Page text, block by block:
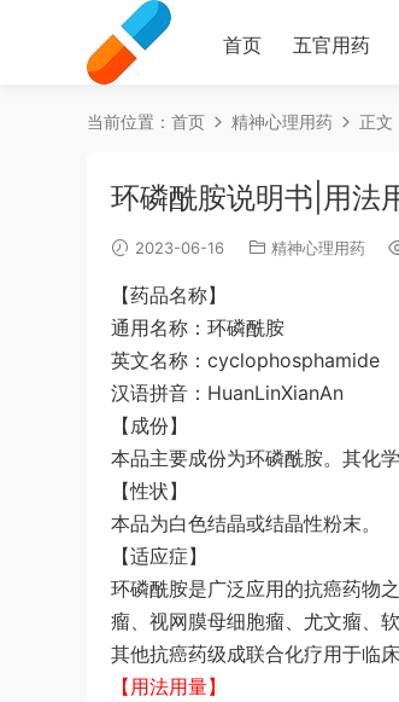
首页 五官用药
当前位置： 首页 精神心理用药 正文
环磷酰胺说明书|用法
2023-06-16 精神心理用药
【药品名称】
通用名称：环磷酰胺
英文名称：cyclophosphamide
汉语拼音：HuanLinXianAn
【成份】
本品主要成份为环磷酰胺。其化
【性状】
本品为白色结晶或结晶性粉末。
【适应症】
环磷酰胺是广泛应用的抗癌药物
瘤、视网膜母细胞瘤、尤文瘤、
其他抗癌药级成联合化疗用于临
【用法用量】